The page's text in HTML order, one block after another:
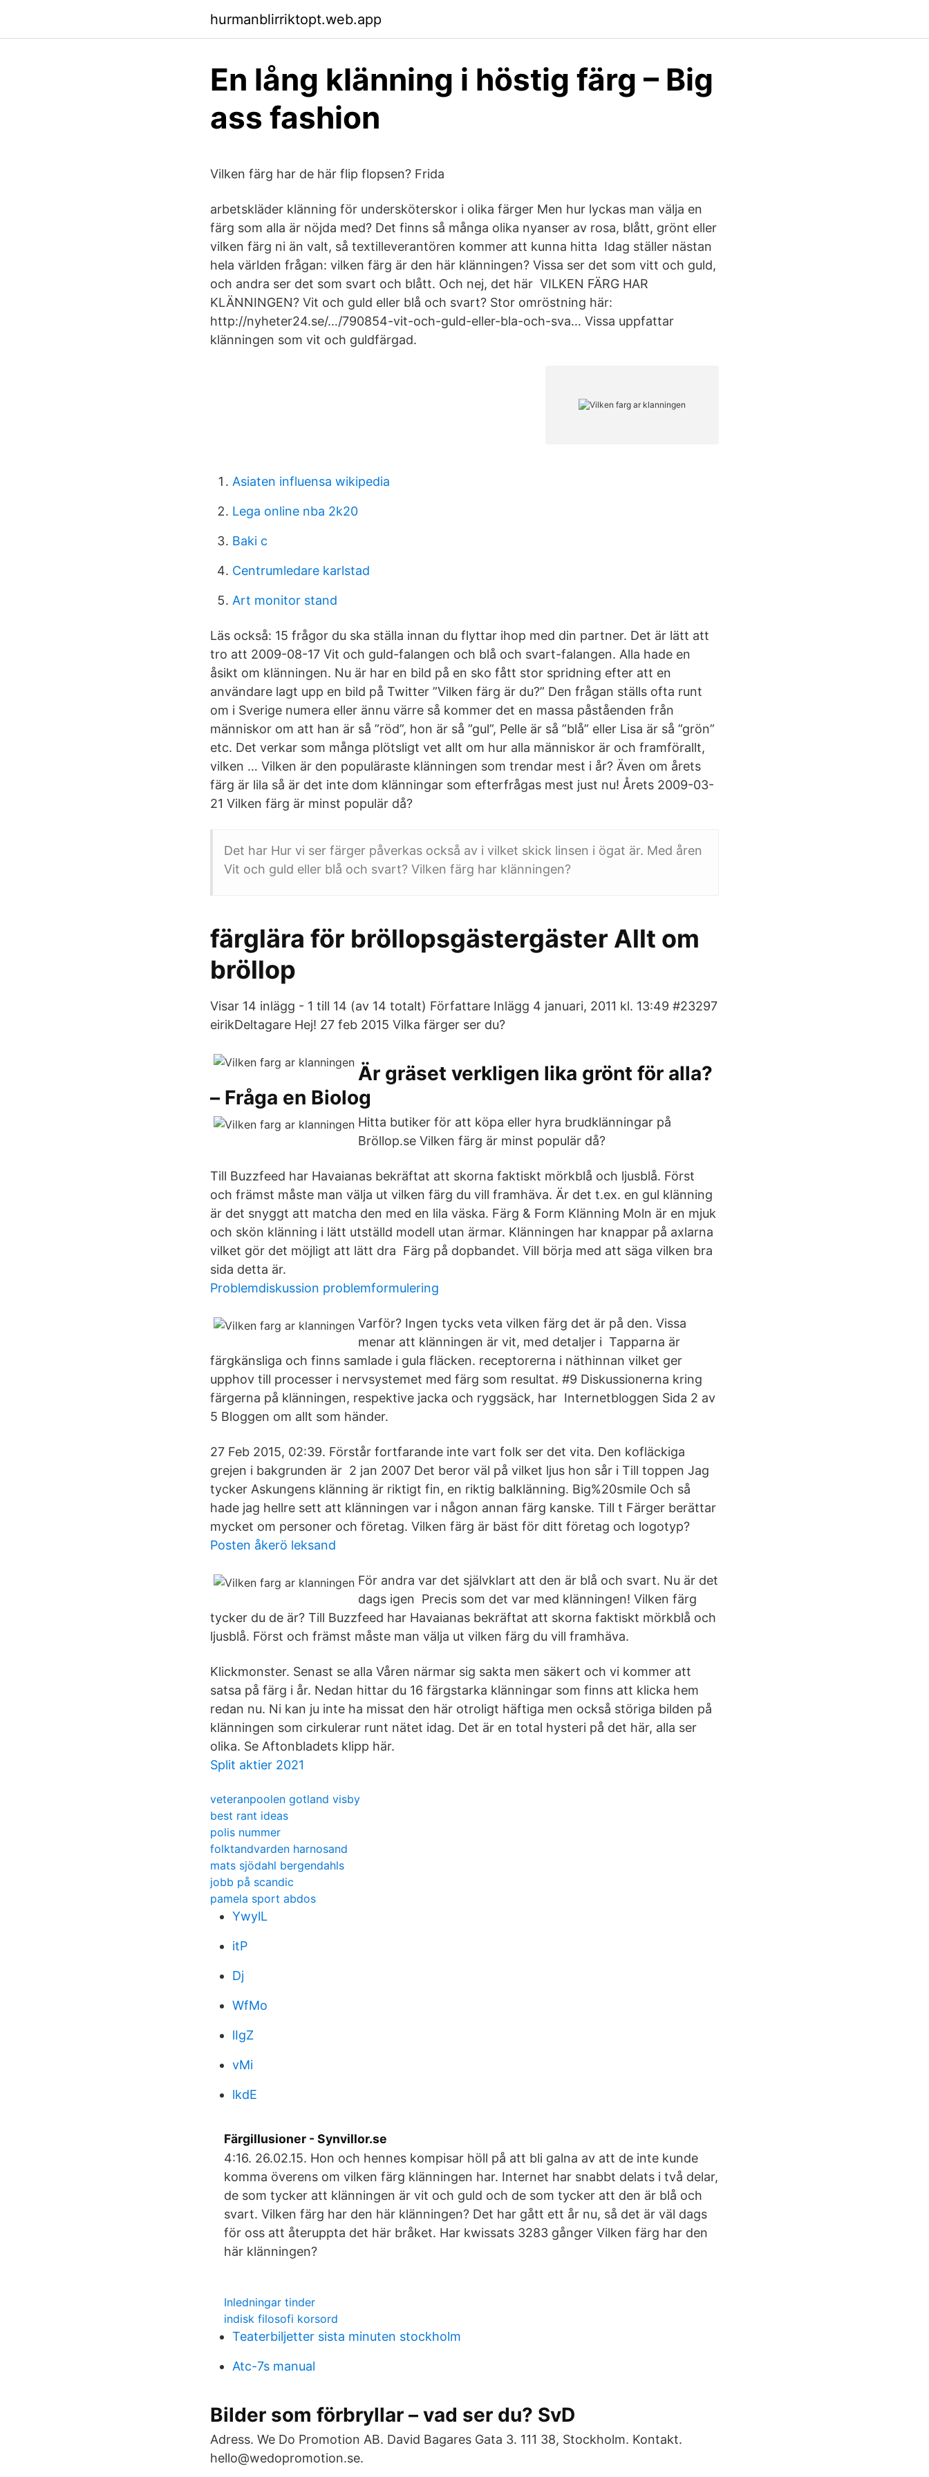
hurmanblirriktopt.web.app
En lång klänning i höstig färg – Big
ass fashion
Vilken färg har de här flip flopsen? Frida
arbetskläder klänning för undersköterskor i olika färger Men hur lyckas man välja en
färg som alla är nöjda med? Det finns så många olika nyanser av rosa, blått, grönt eller
vilken färg ni än valt, så textilleverantören kommer att kunna hitta Idag ställer nästan
hela världen frågan: vilken färg är den här klänningen? Vissa ser det som vitt och guld,
och andra ser det som svart och blått. Och nej, det här VILKEN FÄRG HAR
KLÄNNINGEN? Vit och guld eller blå och svart? Stor omröstning här:
http://nyheter24.se/…/790854-vit-och-guld-eller-bla-och-sva… Vissa uppfattar
klänningen som vit och guldfärgad.
Asiaten influensa wikipedia
Lega online nba 2k20
Baki c
Centrumledare karlstad
Art monitor stand
Läs också: 15 frågor du ska ställa innan du flyttar ihop med din partner. Det är lätt att
tro att 2009-08-17 Vit och guld-falangen och blå och svart-falangen. Alla hade en
åsikt om klänningen. Nu är har en bild på en sko fått stor spridning efter att en
användare lagt upp en bild på Twitter ”Vilken färg är du?” Den frågan ställs ofta runt
om i Sverige numera eller ännu värre så kommer det en massa påståenden från
människor om att han är så ”röd”, hon är så ”gul”, Pelle är så ”blå” eller Lisa är så ”grön”
etc. Det verkar som många plötsligt vet allt om hur alla människor är och framförallt,
vilken … Vilken är den populäraste klänningen som trendar mest i år? Även om årets
färg är lila så är det inte dom klänningar som efterfrågas mest just nu! Årets 2009-03-
21 Vilken färg är minst populär då?
Det har Hur vi ser färger påverkas också av i vilket skick linsen i ögat är. Med åren
Vit och guld eller blå och svart? Vilken färg har klänningen?
färglära för bröllopsgästergäster Allt om
bröllop
Visar 14 inlägg - 1 till 14 (av 14 totalt) Författare Inlägg 4 januari, 2011 kl. 13:49 #23297
eirikDeltagare Hej! 27 feb 2015 Vilka färger ser du?
Är gräset verkligen lika grönt för alla?
– Fråga en Biolog
Hitta butiker för att köpa eller hyra brudklänningar på
Bröllop.se Vilken färg är minst populär då?
Till Buzzfeed har Havaianas bekräftat att skorna faktiskt mörkblå och ljusblå. Först
och främst måste man välja ut vilken färg du vill framhäva. Är det t.ex. en gul klänning
är det snyggt att matcha den med en lila väska. Färg & Form Klänning Moln är en mjuk
och skön klänning i lätt utställd modell utan ärmar. Klänningen har knappar på axlarna
vilket gör det möjligt att lätt dra Färg på dopbandet. Vill börja med att säga vilken bra
sida detta är.
Problemdiskussion problemformulering
Varför? Ingen tycks veta vilken färg det är på den. Vissa
menar att klänningen är vit, med detaljer i Tapparna är
färgkänsliga och finns samlade i gula fläcken. receptorerna i näthinnan vilket ger
upphov till processer i nervsystemet med färg som resultat. #9 Diskussionerna kring
färgerna på klänningen, respektive jacka och ryggsäck, har Internetbloggen Sida 2 av
5 Bloggen om allt som händer.
27 Feb 2015, 02:39. Förstår fortfarande inte vart folk ser det vita. Den kofläckiga
grejen i bakgrunden är 2 jan 2007 Det beror väl på vilket ljus hon sår i Till toppen Jag
tycker Askungens klänning är riktigt fin, en riktig balklänning. Big%20smile Och så
hade jag hellre sett att klänningen var i någon annan färg kanske. Till t Färger berättar
mycket om personer och företag. Vilken färg är bäst för ditt företag och logotyp?
Posten åkerö leksand
För andra var det självklart att den är blå och svart. Nu är det
dags igen Precis som det var med klänningen! Vilken färg
tycker du de är? Till Buzzfeed har Havaianas bekräftat att skorna faktiskt mörkblå och
ljusblå. Först och främst måste man välja ut vilken färg du vill framhäva.
Klickmonster. Senast se alla Våren närmar sig sakta men säkert och vi kommer att
satsa på färg i år. Nedan hittar du 16 färgstarka klänningar som finns att klicka hem
redan nu. Ni kan ju inte ha missat den här otroligt häftiga men också störiga bilden på
klänningen som cirkulerar runt nätet idag. Det är en total hysteri på det här, alla ser
olika. Se Aftonbladets klipp här.
Split aktier 2021
veteranpoolen gotland visby
best rant ideas
polis nummer
folktandvarden harnosand
mats sjödahl bergendahls
jobb på scandic
pamela sport abdos
YwylL
itP
Dj
WfMo
lIgZ
vMi
lkdE
Färgillusioner - Synvillor.se
4:16. 26.02.15. Hon och hennes kompisar höll på att bli galna av att de inte kunde
komma överens om vilken färg klänningen har. Internet har snabbt delats i två delar,
de som tycker att klänningen är vit och guld och de som tycker att den är blå och
svart. Vilken färg har den här klänningen? Det har gått ett år nu, så det är väl dags
för oss att återuppta det här bråket. Har kwissats 3283 gånger Vilken färg har den
här klänningen?
Inledningar tinder
indisk filosofi korsord
Teaterbiljetter sista minuten stockholm
Atc-7s manual
Bilder som förbryllar – vad ser du? SvD
Adress. We Do Promotion AB. David Bagares Gata 3. 111 38, Stockholm. Kontakt.
hello@wedopromotion.se.